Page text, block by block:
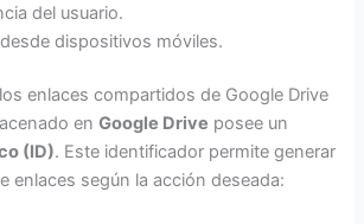
del usuario.
dispositivos móviles.
enlaces compartidos de Google Drive
enGoogle Drive posee un
(ID). Este identificador permite generar
enlaces según la acción deseada: